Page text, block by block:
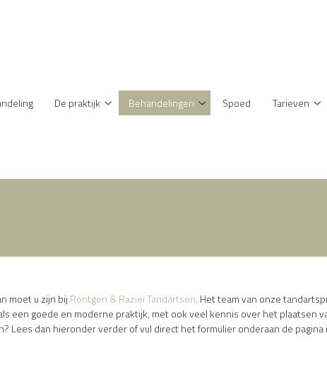
De praktijk
De
Behandelingen
Behandelingen
Spoed
Tarieven
moet u zijn bij Röntgen & Raziei Tandartsen. Het team van onze
een goede en moderne praktijk, met ook veel kennis over het plaatsen
dan hieronder verder of vul direct het formulier onderaan de